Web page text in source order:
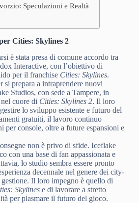
Speculazioni e Realtà
Cities: Skylines 2
è stata presa di comune accordo tra
Interactive, con l’obiettivo di
per il franchise Cities: Skylines.
si prepara a intraprendere nuovi
Studios, con sede a Tampere, in
cuore di Cities: Skylines 2. Il loro
lo sviluppo esistente e futuro del
gratuiti, il lavoro continuo
per console, oltre a future espansioni e
non è privo di sfide. Iceflake
con una base di fan appassionata e
lo studio sembra essere pronto
decennale nel genere dei city-
Il loro impegno è quello di
Skylinese di lavorare a stretto
per plasmare il futuro del gioco.